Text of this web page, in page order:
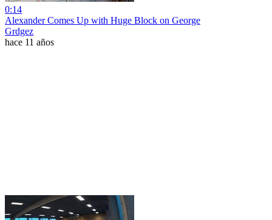
0:14
Alexander Comes Up with Huge Block on George
Grdgez
hace 11 años